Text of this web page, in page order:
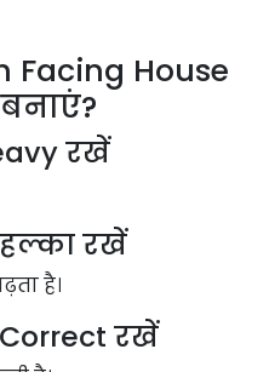
Facing House
रखें
रखें
है।
रखें